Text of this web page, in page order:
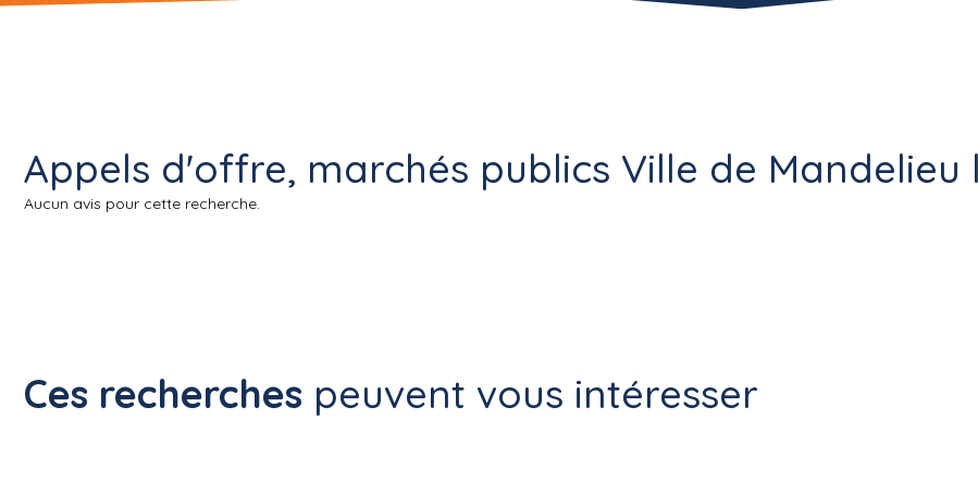
Appels d'offre, marchés publics Ville de Mandelieu
Aucun avis pour cette recherche.
Ces recherches peuvent vous intéresser